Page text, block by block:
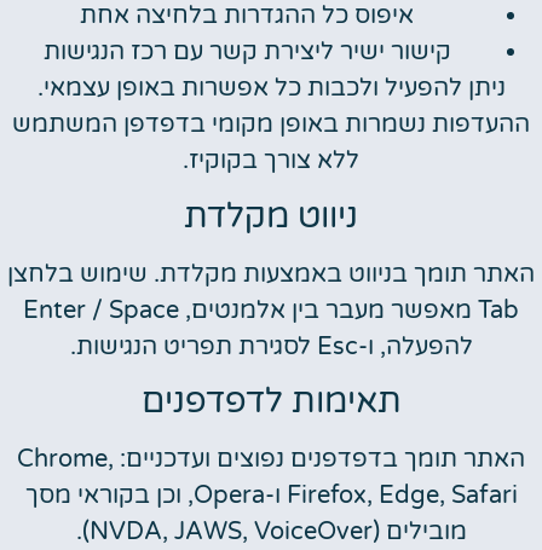
איפוס כל ההגדרות בלחיצה אחת
קישור ישיר ליצירת קשר עם רכז הנגישות
ניתן להפעיל ולכבות כל אפשרות באופן עצמאי.
ההעדפות נשמרות באופן מקומי בדפדפן המשתמש
ללא צורך בקוקיז.
ניווט מקלדת
האתר תומך בניווט באמצעות מקלדת. שימוש בלחצן
Tab מאפשר מעבר בין אלמנטים, Enter / Space
להפעלה, ו-Esc לסגירת תפריט הנגישות.
תאימות לדפדפנים
האתר תומך בדפדפנים נפוצים ועדכניים: Chrome,
Firefox, Edge, Safari ו-Opera, וכן בקוראי מסך
מובילים (NVDA, JAWS, VoiceOver).